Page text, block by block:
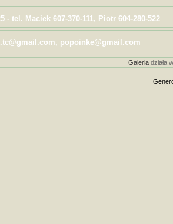
- tel. Maciek 607-370-111, Piotr 604-280-522
popoinke@gmail.com
Galeriadziała